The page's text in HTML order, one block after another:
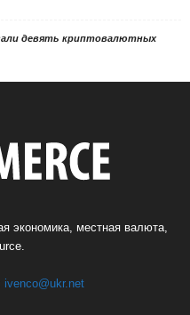
девять криптовалютных
экономика, местная валюта,
ivenco@ukr.net